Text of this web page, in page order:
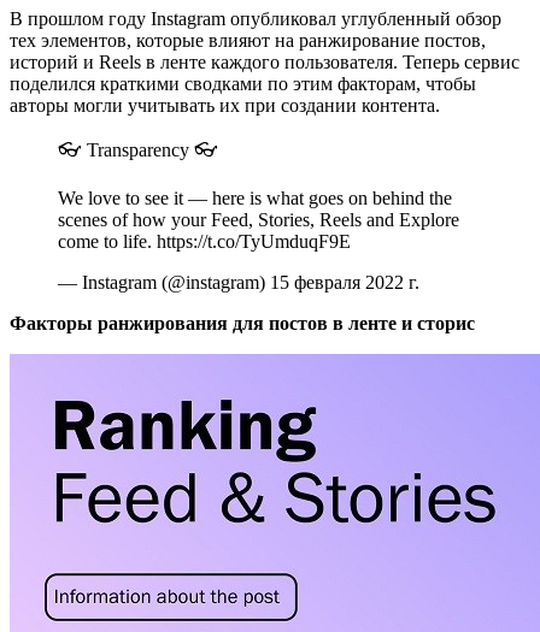
В прошлом году Instagram опубликовал углубленный обзор
тех элементов, которые влияют на ранжирование постов,
историй и Reels в ленте каждого пользователя. Теперь сервис
поделился краткими сводками по этим факторам, чтобы
авторы могли учитывать их при создании контента.
👓 Transparency 👓
We love to see it — here is what goes on behind the
scenes of how your Feed, Stories, Reels and Explore
come to life. https://t.co/TyUmduqF9E
— Instagram (@instagram) 15 февраля 2022 г.
Факторы ранжирования для постов в ленте и сторис